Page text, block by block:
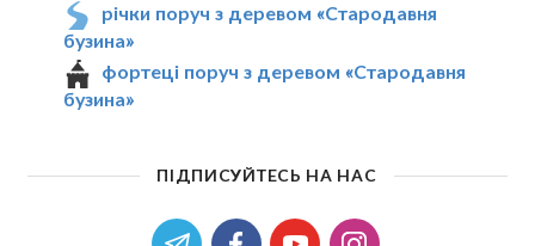
річки поруч з деревом «Стародавня
бузина»
фортеці поруч з деревом «Стародавня
бузина»
ПІДПИСУЙТЕСЬ НА НАС